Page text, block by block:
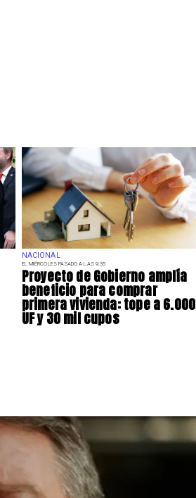
NACIONAL
EL MIÉRCOLES PASADO A LAS 9:35
Proyecto de Gobierno amplía
beneficio para comprar
primera vivienda: tope a 6.000
UF y 30 mil cupos